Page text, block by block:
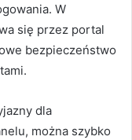
W
się przez portal
bezpieczeństwo
dla
można szybko